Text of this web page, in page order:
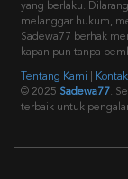
yang berlaku.
melanggar hukum,
Sadewa77 berhak
kapan pun tanpa
Tentang Kami Kontak
© 2025 Sadewa77.
terbaik untuk